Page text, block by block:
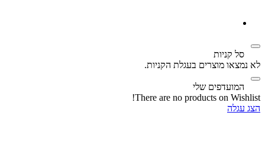
סל קניות‬
לא נמצאו מוצרים בעגלת הקניות.
המועדפים שלי
There are no products on Wishlist!
הצג עגלה